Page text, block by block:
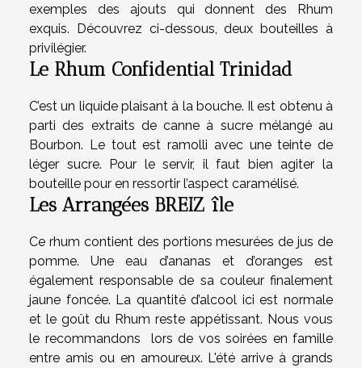
exemples des ajouts qui donnent des Rhum
exquis. Découvrez ci-dessous, deux bouteilles à
privilégier.
Le Rhum Confidential Trinidad
C’est un liquide plaisant à la bouche. Il est obtenu à
parti des extraits de canne à sucre mélangé au
Bourbon. Le tout est ramolli avec une teinte de
léger sucre. Pour le servir, il faut bien agiter la
bouteille pour en ressortir l’aspect caramélisé.
Les Arrangées BREIZ île
Ce rhum contient des portions mesurées de jus de
pomme. Une eau d’ananas et d’oranges est
également responsable de sa couleur finalement
jaune foncée. La quantité d’alcool ici est normale
et le goût du Rhum reste appétissant. Nous vous
le recommandons lors de vos soirées en famille
entre amis ou en amoureux. L'été arrive à grands